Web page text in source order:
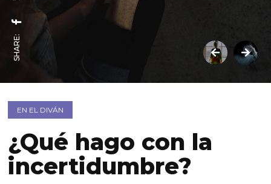
SHARE:
EN EL DIVÁN
¿Qué hago con la
incertidumbre?